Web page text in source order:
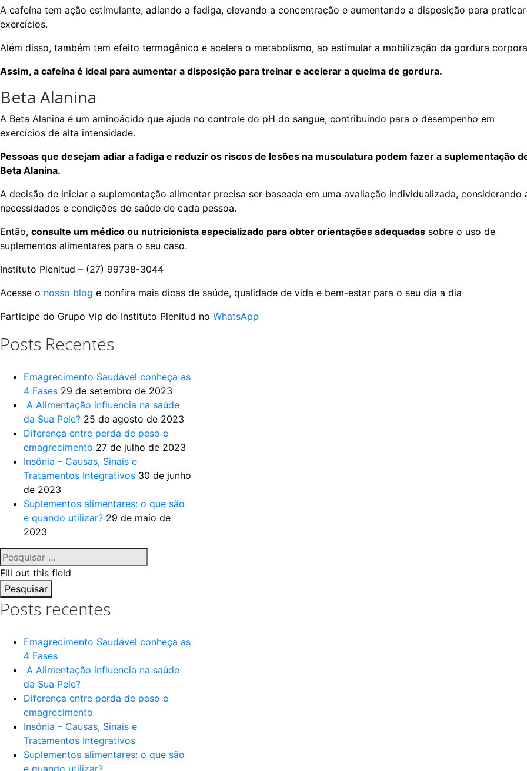
A cafeína tem ação estimulante, adiando a fadiga, elevando a concentração e aumentando a disposição para praticar
exercícios.
Além disso, também tem efeito termogênico e acelera o metabolismo, ao estimular a mobilização da gordura
Assim, a cafeína é ideal para aumentar a disposição para treinar e acelerar a queima de gordura.
Beta Alanina
A Beta Alanina é um aminoácido que ajuda no controle do pH do sangue, contribuindo para o desempenho em
exercícios de alta intensidade.
Pessoas que desejam adiar a fadiga e reduzir os riscos de lesões na musculatura podem fazer a suplementação
Beta Alanina.
A decisão de iniciar a suplementação alimentar precisa ser baseada em uma avaliação individualizada, considerando
necessidades e condições de saúde de cada pessoa.
Então, consulte um médico ou nutricionista especializado para obter orientações adequadas sobre o uso de
suplementos alimentares para o seu caso.
Instituto Plenitud – (27) 99738-3044
Acesse o nosso blog e confira mais dicas de saúde, qualidade de vida e bem-estar para o seu dia a dia
Participe do Grupo Vip do Instituto Plenitud no WhatsApp
Posts Recentes
Emagrecimento Saudável conheça as
4 Fases 29 de setembro de 2023
A Alimentação influencia na saúde
da Sua Pele? 25 de agosto de 2023
Diferença entre perda de peso e
emagrecimento 27 de julho de 2023
Insônia – Causas, Sinais e
Tratamentos Integrativos 30 de junho
de 2023
Suplementos alimentares: o que são
e quando utilizar? 29 de maio de
2023
Fill out this field
Pesquisar
Posts recentes
Emagrecimento Saudável conheça as
4 Fases
A Alimentação influencia na saúde
da Sua Pele?
Diferença entre perda de peso e
emagrecimento
Insônia – Causas, Sinais e
Tratamentos Integrativos
Suplementos alimentares: o que são
e quando utilizar?